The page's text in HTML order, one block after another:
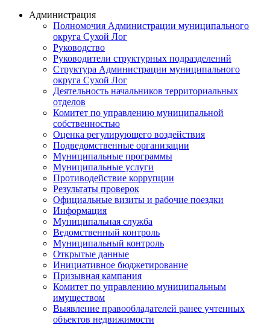
Администрация
Полномочия Администрации муниципального
округа Сухой Лог
Руководство
Руководители структурных подразделений
Структура Администрации муниципального
округа Сухой Лог
Деятельность начальников территориальных
отделов
Комитет по управлению муниципальной
собственностью
Оценка регулирующего воздействия
Подведомственные организации
Муниципальные программы
Муниципальные услуги
Противодействие коррупции
Результаты проверок
Официальные визиты и рабочие поездки
Информация
Муниципальная служба
Ведомственный контроль
Муниципальный контроль
Открытые данные
Инициативное бюджетирование
Призывная кампания
Комитет по управлению муниципальным
имуществом
Выявление правообладателей ранее учтенных
объектов недвижимости